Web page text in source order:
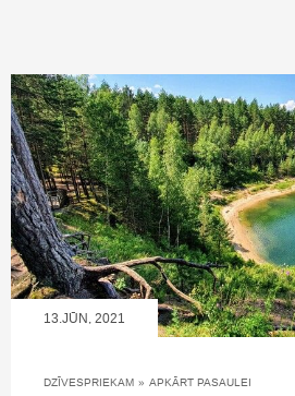
13.JŪN, 2021
DZĪVESPRIEKAM » APKĀRT PASAULEI